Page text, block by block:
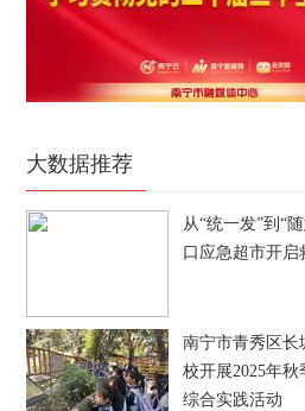
大数据推荐
从“统一发”到“
口应急超市开启
南宁市青秀区长
校开展2025年
综合实践活动